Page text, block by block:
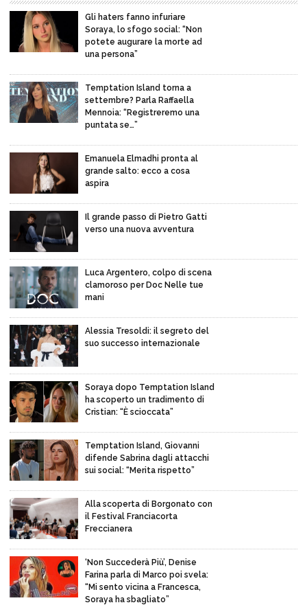
Gli haters fanno infuriare
Soraya, lo sfogo social: “Non
potete augurare la morte ad
una persona”
Temptation Island torna a
settembre? Parla Raffaella
Mennoia: “Registreremo una
puntata se…”
Emanuela Elmadhi pronta al
grande salto: ecco a cosa
aspira
Il grande passo di Pietro Gatti
verso una nuova avventura
Luca Argentero, colpo di scena
clamoroso per Doc Nelle tue
mani
Alessia Tresoldi: il segreto del
suo successo internazionale
Soraya dopo Temptation Island
ha scoperto un tradimento di
Cristian: “È scioccata”
Temptation Island, Giovanni
difende Sabrina dagli attacchi
sui social: “Merita rispetto”
Alla scoperta di Borgonato con
il Festival Franciacorta
Freccianera
‘Non Succederà Più’, Denise
Farina parla di Marco poi svela:
“Mi sento vicina a Francesca,
Soraya ha sbagliato”